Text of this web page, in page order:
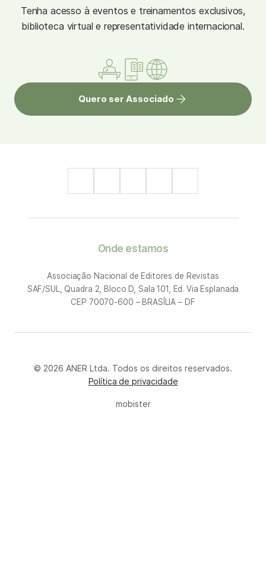
Tenha acesso à eventos e treinamentos exclusivos,
biblioteca virtual e representatividade internacional.
Quero ser Associado
Onde estamos
Associação Nacional de Editores de Revistas
SAF/SUL, Quadra 2, Bloco D, Sala 101, Ed. Via Esplanada
CEP 70070-600 – BRASÍLIA – DF
© 2026 ANER Ltda. Todos os direitos reservados.
Política de privacidade
mobister